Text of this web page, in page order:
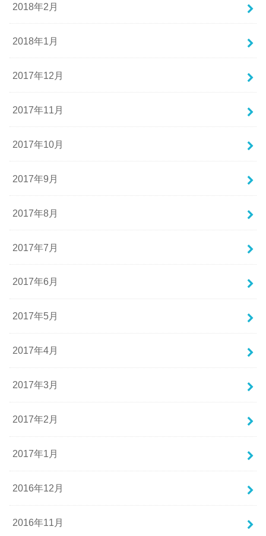
2018年2月
2018年1月
2017年12月
2017年11月
2017年10月
2017年9月
2017年8月
2017年7月
2017年6月
2017年5月
2017年4月
2017年3月
2017年2月
2017年1月
2016年12月
2016年11月